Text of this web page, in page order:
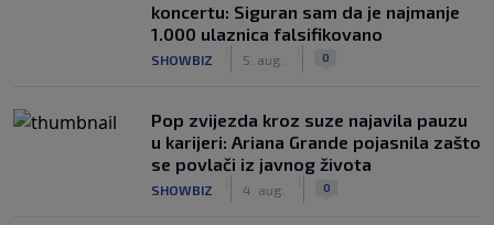
koncertu: Siguran sam da je najmanje
1.000 ulaznica falsifikovano
SHOWBIZ 5. aug. 0
Pop zvijezda kroz suze najavila pauzu
u karijeri: Ariana Grande pojasnila zašto
se povlači iz javnog života
SHOWBIZ 4. aug. 0